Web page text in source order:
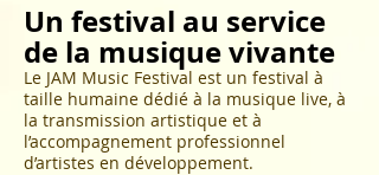
Un festival au service
de la musique vivante
Le JAM Music Festival est un festival à
taille humaine dédié à la musique live, à
la transmission artistique et à
l’accompagnement professionnel
d’artistes en développement.